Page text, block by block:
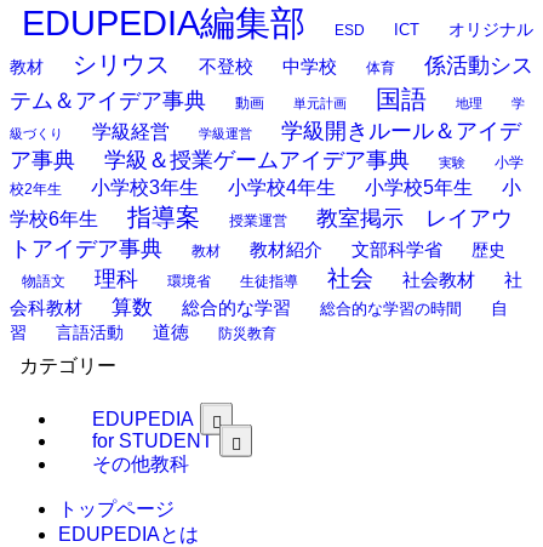
EDUPEDIA編集部 ESD ICT
オリジナル
教材
シリウス 不登校 中学校 体育
係活動シス
テム＆アイデア事典
動画 単元計画 国語 地理 学
級づくり 学級経営 学級運営
学級開きルール＆アイデ
ア事典
学級＆授業ゲームアイデア事典 実験
小学
校2年生
小学校3年生 小学校4年生 小学校5年生
小
学校6年生
指導案 授業運営
教室掲示 レイアウ
トアイデア事典
教材 教材紹介 文部科学省 歴史
物語文 理科 環境省 生徒指導 社会 社会教材
社
会科教材
算数 総合的な学習 総合的な学習の時間
自
習
言語活動 道徳 防災教育
カテゴリー
EDUPEDIA
for STUDENT
その他教科
トップページ
EDUPEDIAとは